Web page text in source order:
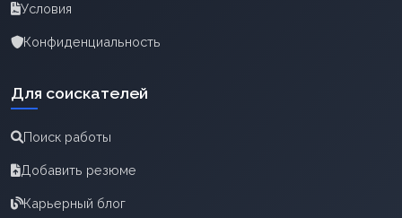
Условия
Конфиденциальность
Для соискателей
Поиск работы
Добавить резюме
Карьерный блог